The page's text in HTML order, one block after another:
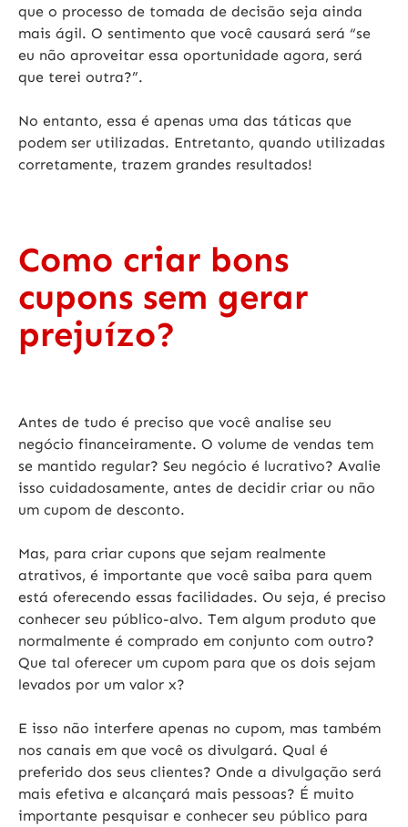
que o processo de tomada de decisão seja ainda
mais ágil. O sentimento que você causará será “se
eu não aproveitar essa oportunidade agora, será
que terei outra?”.
No entanto, essa é apenas uma das táticas que
podem ser utilizadas. Entretanto, quando utilizadas
corretamente, trazem grandes resultados!
Como criar bons
cupons sem gerar
prejuízo?
Antes de tudo é preciso que você analise seu
negócio financeiramente. O volume de vendas tem
se mantido regular? Seu negócio é lucrativo? Avalie
isso cuidadosamente, antes de decidir criar ou não
um cupom de desconto.
Mas, para criar cupons que sejam realmente
atrativos, é importante que você saiba para quem
está oferecendo essas facilidades. Ou seja, é preciso
conhecer seu público-alvo. Tem algum produto que
normalmente é comprado em conjunto com outro?
Que tal oferecer um cupom para que os dois sejam
levados por um valor x?
E isso não interfere apenas no cupom, mas também
nos canais em que você os divulgará. Qual é
preferido dos seus clientes? Onde a divulgação será
mais efetiva e alcançará mais pessoas? É muito
importante pesquisar e conhecer seu público para